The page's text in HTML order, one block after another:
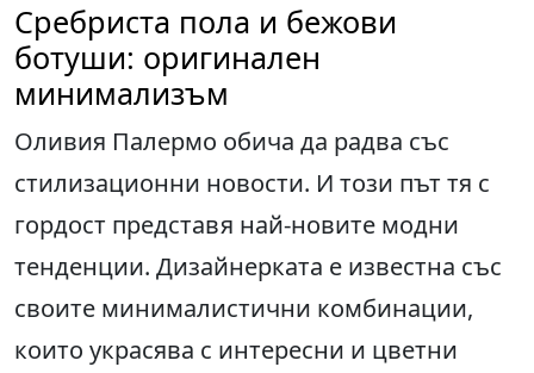
Сребриста пола и бежови
ботуши: оригинален
минимализъм
Оливия Палермо обича да радва със
стилизационни новости. И този път тя с
гордост представя най-новите модни
тенденции. Дизайнерката е известна със
своите минималистични комбинации,
които украсява с интересни и цветни